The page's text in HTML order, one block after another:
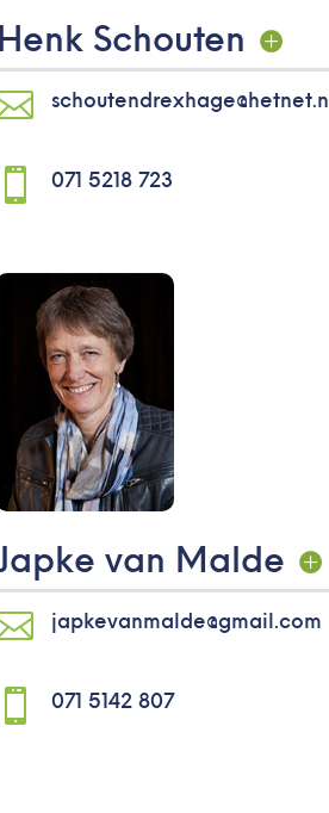
Henk Schouten
schoutendrexhage@hetnet.nl
 071 5218 723
van Malde
japkevanmalde@gmail.com
 071 5142 807